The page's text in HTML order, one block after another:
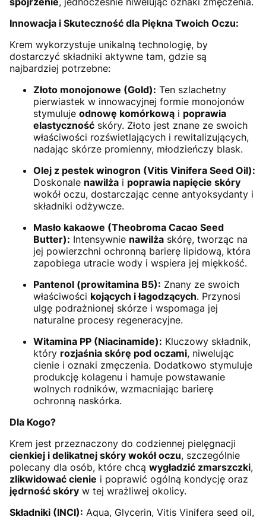
Innowacja i Skuteczność dla Piękna Twoich Oczu:
Krem wykorzystuje unikalną technologię, by
dostarczyć składniki aktywne tam, gdzie są
najbardziej potrzebne:
Złoto monojonowe (Gold): Ten szlachetny
pierwiastek w innowacyjnej formie monojonów
stymuluje odnowę komórkową i poprawia
elastyczność skóry. Złoto jest znane ze swoich
właściwości rozświetlających i rewitalizujących,
nadając skórze promienny, młodzieńczy blask.
Olej z pestek winogron (Vitis Vinifera Seed Oil):
Doskonale nawilża i poprawia napięcie skóry
wokół oczu, dostarczając cenne antyoksydanty i
składniki odżywcze.
Masło kakaowe (Theobroma Cacao Seed
Butter): Intensywnie nawilża skórę, tworząc na
jej powierzchni ochronną barierę lipidową, która
zapobiega utracie wody i wspiera jej miękkość.
Pantenol (prowitamina B5): Znany ze swoich
właściwości kojących i łagodzących. Przynosi
ulgę podrażnionej skórze i wspomaga jej
naturalne procesy regeneracyjne.
Witamina PP (Niacinamide): Kluczowy składnik,
który rozjaśnia skórę pod oczami, niwelując
cienie i oznaki zmęczenia. Dodatkowo stymuluje
produkcję kolagenu i hamuje powstawanie
wolnych rodników, wzmacniając barierę
ochronną naskórka.
Dla Kogo?
Krem jest przeznaczony do codziennej pielęgnacji
cienkiej i delikatnej skóry wokół oczu, szczególnie
polecany dla osób, które chcą wygładzić zmarszczki,
zlikwidować cienie i poprawić ogólną kondycję oraz
jędrność skóry w tej wrażliwej okolicy.
Składniki (INCI): Aqua, Glycerin, Vitis Vinifera seed oil,